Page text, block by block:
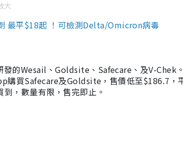
大
最平$18起 ！可檢測Delta/Omicron病毒
發的Wesail、Goldsite、Safecare、及V-Chek
購買Safecare及Goldsite，售價低至$186.7，
，數量有限，售完即止。